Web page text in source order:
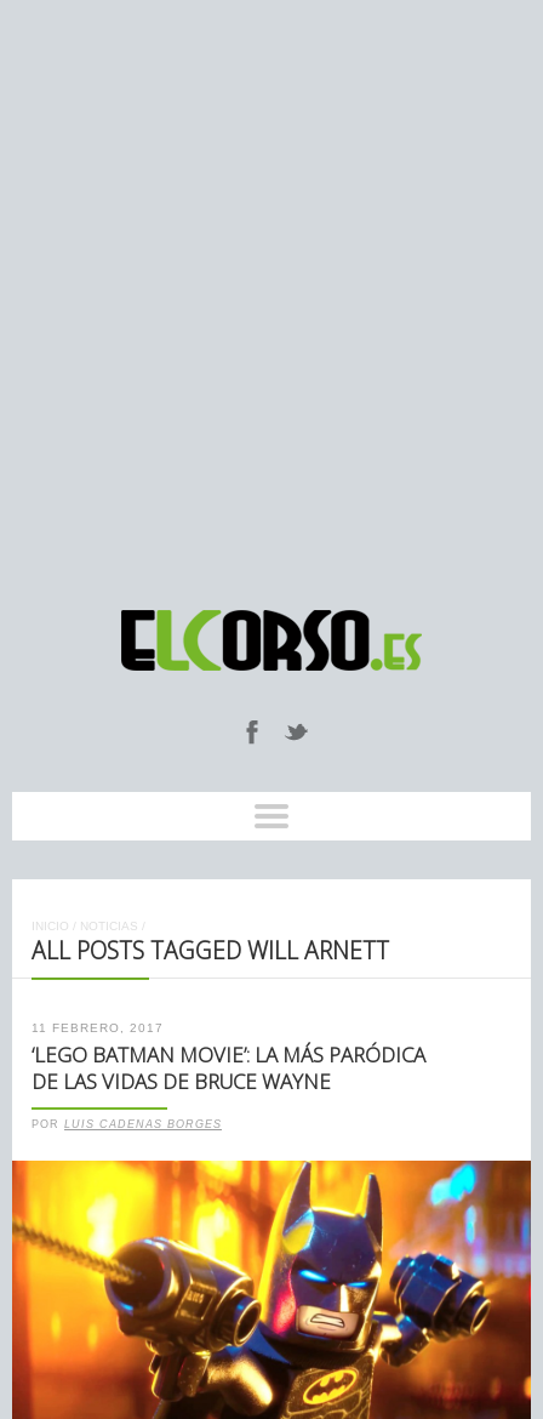
INICIO / NOTICIAS /
ALL POSTS TAGGED WILL ARNETT
11 FEBRERO, 2017
‘LEGO BATMAN MOVIE’: LA MÁS PARÓDICA
DE LAS VIDAS DE BRUCE WAYNE
POR LUIS CADENAS BORGES